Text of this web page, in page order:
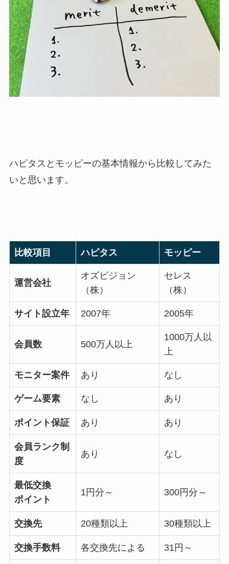
ハピタスとモッピーの基本情報から比較してみた
いと思います。
比較項目 ハピタス モッピー
運営会社
オズビジョン
（株）
セレス
（株）
サイト設立年 2007年 2005年
会員数 500万人以上
1000万人以
上
モニター案件 あり なし
ゲーム要素 なし あり
ポイント保証 あり あり
会員ランク制
度
あり なし
最低交換
ポイント
1円分～ 300円分～
交換先 20種類以上 30種類以上
交換手数料 各交換先による 31円～